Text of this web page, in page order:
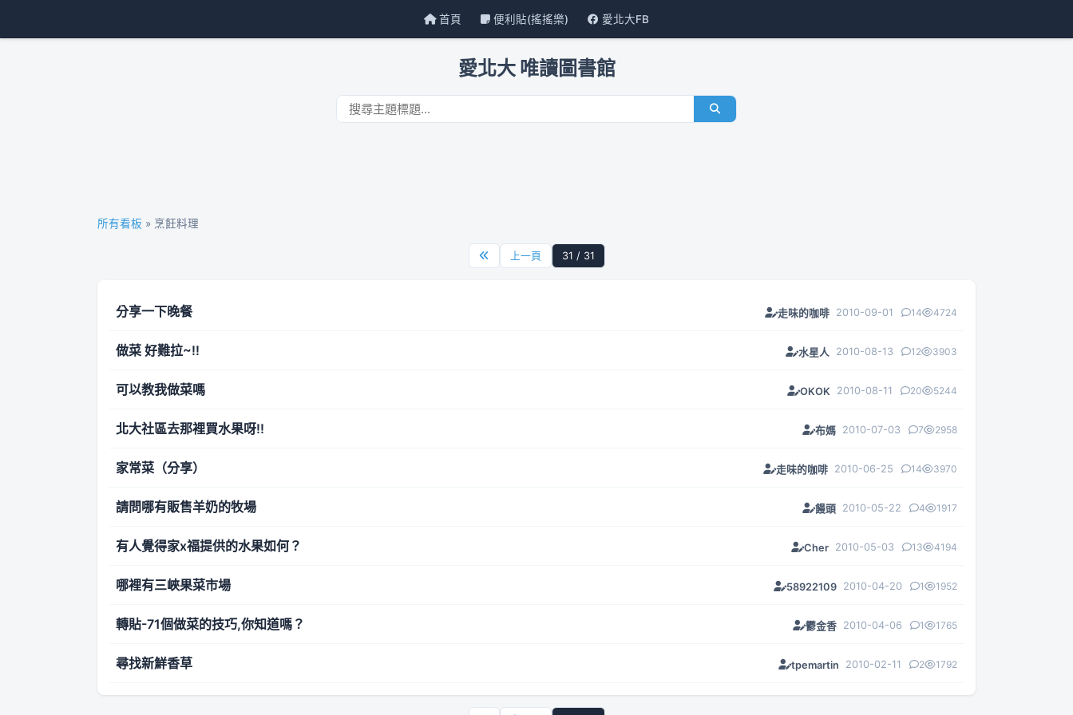
首頁 便利貼(搖搖樂) 愛北大FB
愛北大 唯讀圖書館
所有看板 » 烹飪料理
上一頁 31 / 31
分享一下晚餐 走味的咖啡 2010-09-01 14 4724
做菜 好難拉~!! 水星人 2010-08-13 12 3903
可以教我做菜嗎 OKOK 2010-08-11 20 5244
北大社區去那裡買水果呀!! 布媽 2010-07-03 7 2958
家常菜（分享） 走味的咖啡 2010-06-25 14 3970
請問哪有販售羊奶的牧場 饅頭 2010-05-22 4 1917
有人覺得家x福提供的水果如何？ Cher 2010-05-03 13 4194
哪裡有三峽果菜市場 58922109 2010-04-20 1 1952
轉貼-71個做菜的技巧,你知道嗎？ 鬱金香 2010-04-06 1 1765
尋找新鮮香草 tpemartin 2010-02-11 2 1792